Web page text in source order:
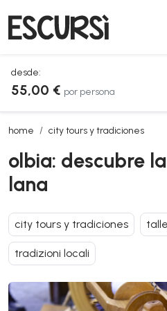
desde:
55,00 € por persona
home city tours y tradiciones
olbia: descubre la cadena de la lana
olbia: descubre
lana
city tours y tradiciones
tradizioni locali